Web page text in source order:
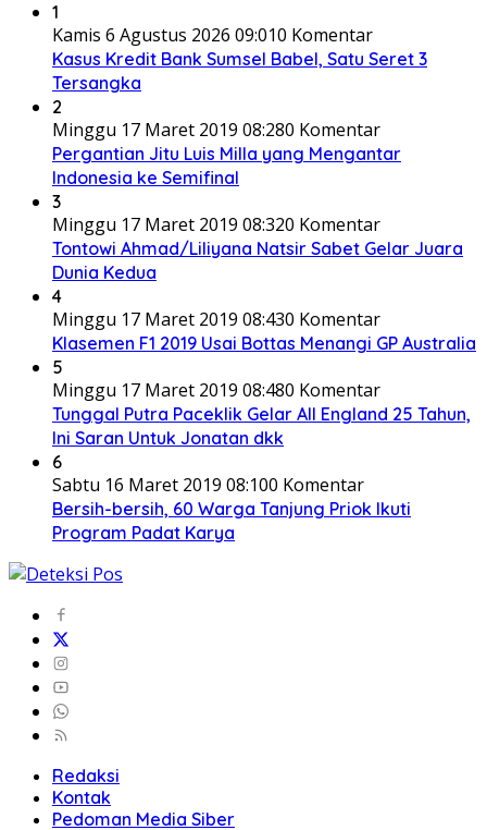
1
Kamis 6 Agustus 2026 09:010 Komentar
Kasus Kredit Bank Sumsel Babel, Satu Seret 3
Tersangka
2
Minggu 17 Maret 2019 08:280 Komentar
Pergantian Jitu Luis Milla yang Mengantar
Indonesia ke Semifinal
3
Minggu 17 Maret 2019 08:320 Komentar
Tontowi Ahmad/Liliyana Natsir Sabet Gelar Juara
Dunia Kedua
4
Minggu 17 Maret 2019 08:430 Komentar
Klasemen F1 2019 Usai Bottas Menangi GP Australia
5
Minggu 17 Maret 2019 08:480 Komentar
Tunggal Putra Paceklik Gelar All England 25 Tahun,
Ini Saran Untuk Jonatan dkk
6
Sabtu 16 Maret 2019 08:100 Komentar
Bersih-bersih, 60 Warga Tanjung Priok Ikuti
Program Padat Karya
Redaksi
Kontak
Pedoman Media Siber